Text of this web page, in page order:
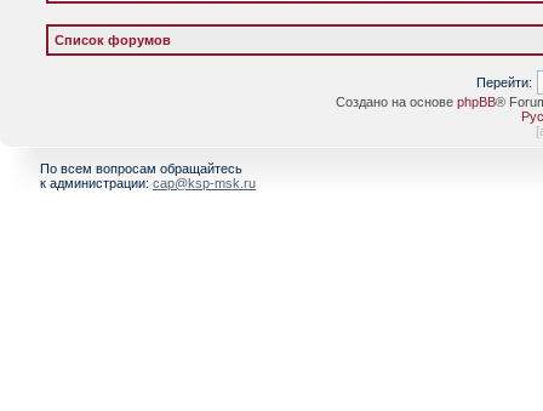
Список форумов
Перейти:
Создано на основе phpBB®
[
По всем вопросам обращайтесь
к администрации: cap@ksp-msk.ru